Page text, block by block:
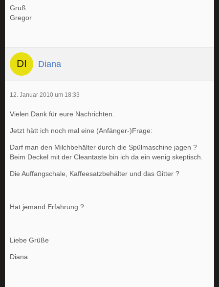
Gruß
Gregor
Diana
12. Januar 2010 um 18:33
Vielen Dank für eure Nachrichten.
Jetzt hätt ich noch mal eine (Anfänger-)Frage:
Darf man den Milchbehälter durch die Spülmaschine jagen ?
Beim Deckel mit der Cleantaste bin ich da ein wenig skeptisch.
Die Auffangschale, Kaffeesatzbehälter und das Gitter ?
Hat jemand Erfahrung ?
Liebe Grüße
Diana